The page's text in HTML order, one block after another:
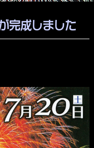
完成しました